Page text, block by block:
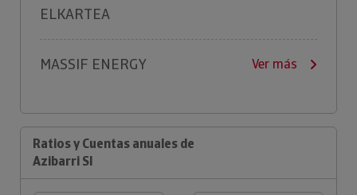
ELKARTEA
MASSIF ENERGY Ver más
Ratios y Cuentas anuales de
Azibarri Sl